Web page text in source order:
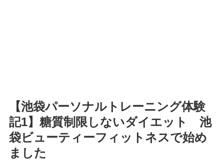
【池袋パーソナルトレーニング体験
記1】糖質制限しないダイエット 池
袋ビューティーフィットネスで始め
ました